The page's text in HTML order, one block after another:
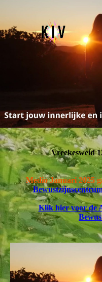
Vreekesweid
Medio Januari 2025
Klik hier voor de